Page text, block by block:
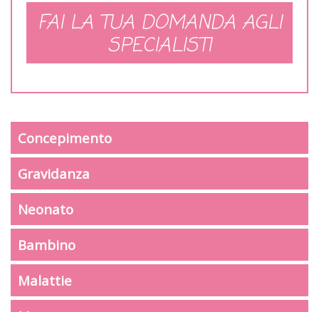
FAI LA TUA DOMANDA AGLI
SPECIALISTI
Concepimento
Gravidanza
Neonato
Bambino
Malattie